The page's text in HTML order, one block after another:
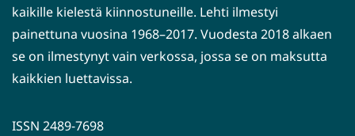
kaikille kielestä kiinnostuneille. Lehti ilmestyi
painettuna vuosina 1968–2017. Vuodesta 2018 alkaen
se on ilmestynyt vain verkossa, jossa se on maksutta
kaikkien luettavissa.
ISSN 2489-7698